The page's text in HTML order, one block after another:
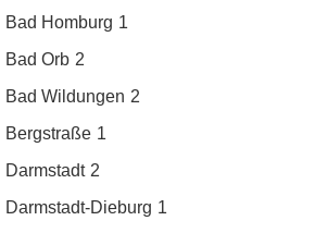
Bad Homburg 1
Bad Orb 2
Bad Wildungen 2
Bergstraße 1
Darmstadt 2
Darmstadt-Dieburg 1